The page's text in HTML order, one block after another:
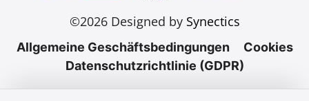
©2026 Designed by Synectics
Allgemeine Geschäftsbedingungen
Cookies
Datenschutzrichtlinie (GDPR)